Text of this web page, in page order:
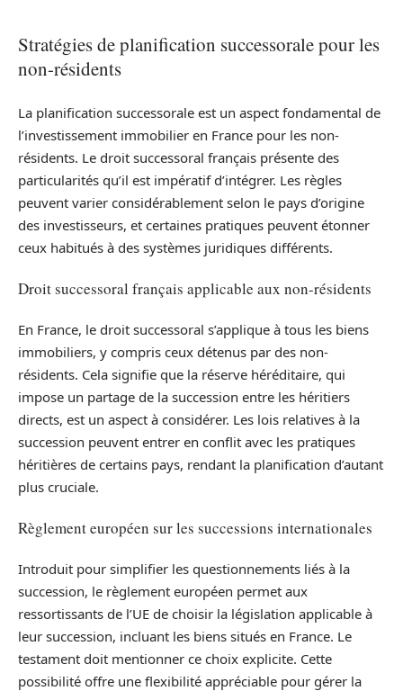
Stratégies de planification successorale pour les
non-résidents
La planification successorale est un aspect fondamental de
l’investissement immobilier en France pour les non-
résidents. Le droit successoral français présente des
particularités qu’il est impératif d’intégrer. Les règles
peuvent varier considérablement selon le pays d’origine
des investisseurs, et certaines pratiques peuvent étonner
ceux habitués à des systèmes juridiques différents.
Droit successoral français applicable aux non-résidents
En France, le droit successoral s’applique à tous les biens
immobiliers, y compris ceux détenus par des non-
résidents. Cela signifie que la réserve héréditaire, qui
impose un partage de la succession entre les héritiers
directs, est un aspect à considérer. Les lois relatives à la
succession peuvent entrer en conflit avec les pratiques
héritières de certains pays, rendant la planification d’autant
plus cruciale.
Règlement européen sur les successions internationales
Introduit pour simplifier les questionnements liés à la
succession, le règlement européen permet aux
ressortissants de l’UE de choisir la législation applicable à
leur succession, incluant les biens situés en France. Le
testament doit mentionner ce choix explicite. Cette
possibilité offre une flexibilité appréciable pour gérer la